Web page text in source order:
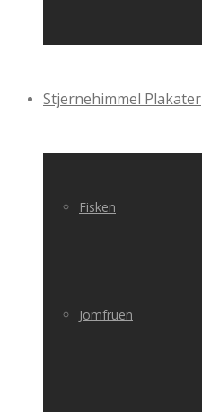
Stjernehimmel Plakater
Fisken
Jomfruen